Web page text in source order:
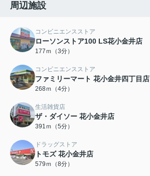
周辺施設
コンビニエンスストア
ローソンストア100 LS花小金井店
177ｍ（3分）
コンビニエンスストア
ファミリーマート 花小金井四丁目店
268ｍ（4分）
生活雑貨店
ザ・ダイソー 花小金井店
391ｍ（5分）
ドラッグストア
トモズ 花小金井店
579ｍ（8分）